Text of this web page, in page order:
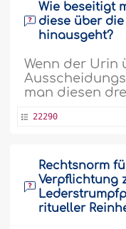
Wie beseitigt
diese über
hinausgeht?
Wenn der Urin
man diesen
22290
Rechtsnorm
Verpflichtung
ritueller